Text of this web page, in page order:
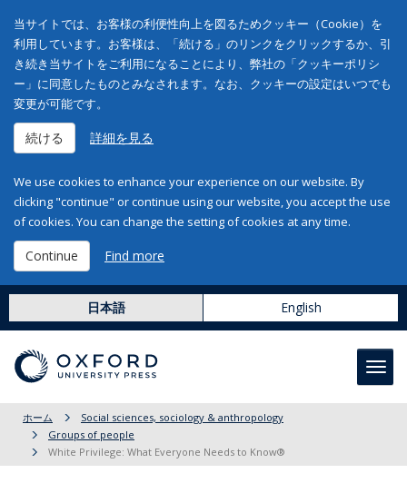
当サイトでは、お客様の利便性向上を図るためクッキー（Cookie）を
利用しています。お客様は、「続ける」のリンクをクリックするか、引
き続き当サイトをご利用になることにより、弊社の「クッキーポリシ
ー」に同意したものとみなされます。なお、クッキーの設定はいつでも
変更が可能です。
続ける 詳細を見る
We use cookies to enhance your experience on our website. By
clicking "continue" or continue using our website, you accept the use
of cookies. You can change the setting of cookies at any time.
Continue Find more
日本語 English
ホーム
Social sciences, sociology & anthropology
Groups of people
White Privilege: What Everyone Needs to Know®